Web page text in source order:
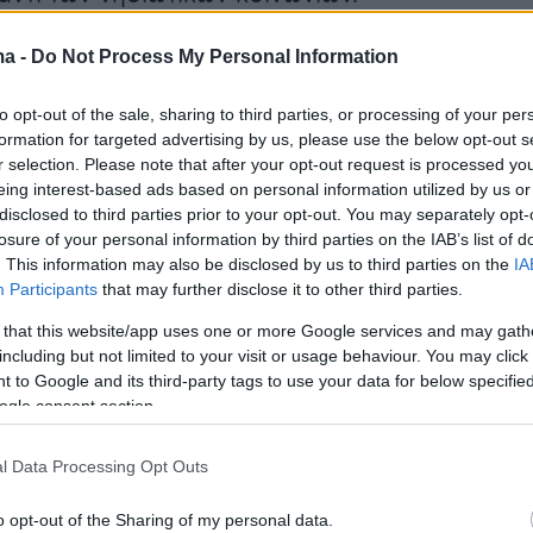
- Do Not Process My Personal Information
opt-out of the sale, sharing to third parties, or processing of your
for targeted advertising by us, please use the below opt-out
selection. Please note that after your opt-out request is processed
interest-based ads based on personal information utilized by us
to third parties prior to your opt-out. You may separately
of your personal information by third parties on the IAB’s list of
This information may also be disclosed by us to third parties on the
Participants that may further disclose it to other third parties.
that this website/app uses one or more Google services and may
but not limited to your visit or usage behaviour. You may
to Google and its third-party tags to use your data for below
consent section.
Data Processing Opt Outs
opt-out of the Sharing of my personal data.
ανακοίνωση:
την Attica Group στο επιβατικό κοινό
να αποποιηθεί τις ευθύνες των πράξεων
με αίσθημα κοινωνικής ευθύνης είναι
στο επιβατικό κοινό και τους κατοίκους
εξυπηρετώντας και έκτακτες ανάγκες που
Στο πλαίσιο αυτό, υπήρξε πολύ
για τα νησιά των Κυκλάδων τις ημέρες
τα υφιστάμενα δρομολόγια να μην
ανάγκες. Ανταποκρινόμενη σε αυτό η